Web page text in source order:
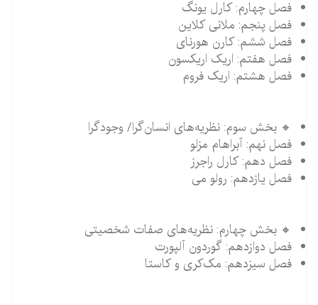
فصل چهارم: کارل یونگ
فصل پنجم: ملانی کلاین
فصل ششم: کارن هورنای
فصل هفتم: اریک اریکسون
فصل هشتم: اریک فروم
🔸 بخش سوم: نظریه‌های انسان‌گرا/ وجودگرا
فصل نهم: آبراهام مزلو
فصل دهم: کارل راجرز
فصل یازدهم: رولو می
🔸 بخش چهارم: نظریه‌های صفات شخصیتی
فصل دوازدهم: گوردون آلپورت
فصل سیزدهم: مک‌کری و کاستا